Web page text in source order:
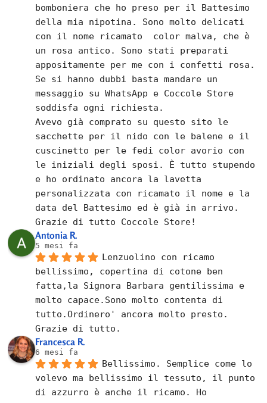
bomboniera che ho preso per il Battesimo
della mia nipotina. Sono molto delicati
con il nome ricamato  color malva, che è
un rosa antico. Sono stati preparati
appositamente per me con i confetti rosa.
Se si hanno dubbi basta mandare un
messaggio su WhatsApp e Coccole Store
soddisfa ogni richiesta.
Avevo già comprato su questo sito le
sacchette per il nido con le balene e il
cuscinetto per le fedi color avorio con
le iniziali degli sposi. È tutto stupendo
e ho ordinato ancora la lavetta
personalizzata con ricamato il nome e la
data del Battesimo ed è già in arrivo.
Grazie di tutto Coccole Store!
Antonia R.
5 mesi fa
Lenzuolino con ricamo
bellissimo, copertina di cotone ben
fatta,la Signora Barbara gentilissima e
molto capace.Sono molto contenta di
tutto.Ordinero' ancora molto presto.
Grazie di tutto.
Francesca R.
6 mesi fa
Bellissimo. Semplice come lo
volevo ma bellissimo il tessuto, il punto
di azzurro è anche il ricamo. Ho